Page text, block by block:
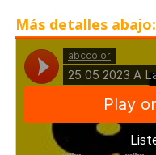
Más detalles abajo: